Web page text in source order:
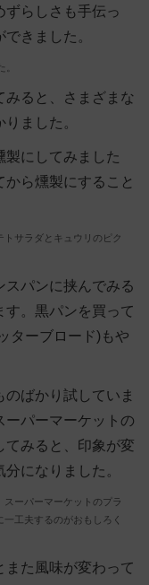
ずらしさも手伝っ
きました。
みると、さまざまな
ました。
製にしてみました
ら燻製にすること
サラダとキュウリのピク
スパンに挟んでみる
す。黒パンを買って
ターブロード)もや
ばかり試していま
ーパーマーケットの
てみると、印象が変
になりました。
ーパーマーケットのプラ
工夫するのがおもしろく
また風味が変わって